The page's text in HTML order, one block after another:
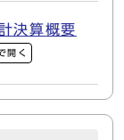
決算概要
開く